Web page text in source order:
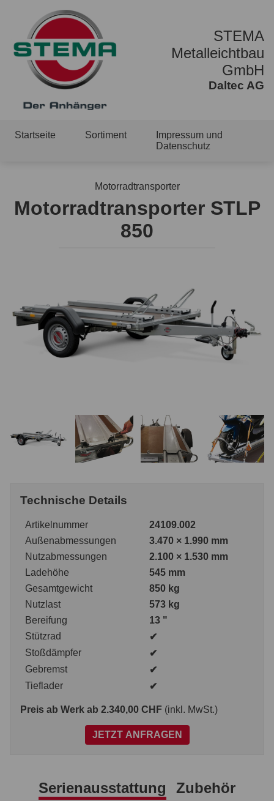
STEMA
Metalleichtbau
GmbH
Daltec AG
Startseite Sortiment
Impressum und
Datenschutz
Motorradtransporter
Motorradtransporter STLP
850
Technische Details
Artikelnummer
24109.002
Außenabmessungen
3.470 × 1.990 mm
Nutzabmessungen
2.100 × 1.530 mm
Ladehöhe
545 mm
Gesamtgewicht
850 kg
Nutzlast
573 kg
Bereifung
13 "
Stützrad
✔
Stoßdämpfer
✔
Gebremst
✔
Tieflader
✔
Preis ab Werk ab 2.340,00 CHF (inkl. MwSt.)
JETZT ANFRAGEN
Serienausstattung Zubehör